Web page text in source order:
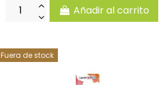
Añadir al carrito
Fuera de stock